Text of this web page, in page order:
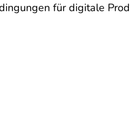
für digitale